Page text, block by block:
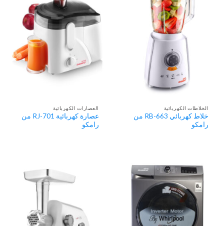
الخلاطات الكهربائية
خلاط كهربائي RB-663 من
رامكو
العصارات الكهربائية
عصارة كهربائية RJ-701 من
رامكو